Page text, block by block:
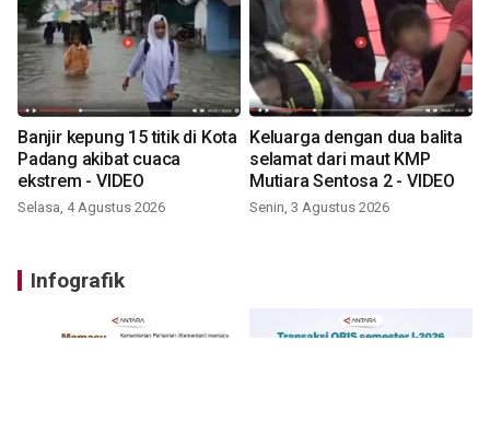
Banjir kepung 15 titik di Kota
Padang akibat cuaca
ekstrem - VIDEO
Selasa, 4 Agustus 2026
Keluarga dengan dua balita
selamat dari maut KMP
Mutiara Sentosa 2 - VIDEO
Senin, 3 Agustus 2026
Infografik